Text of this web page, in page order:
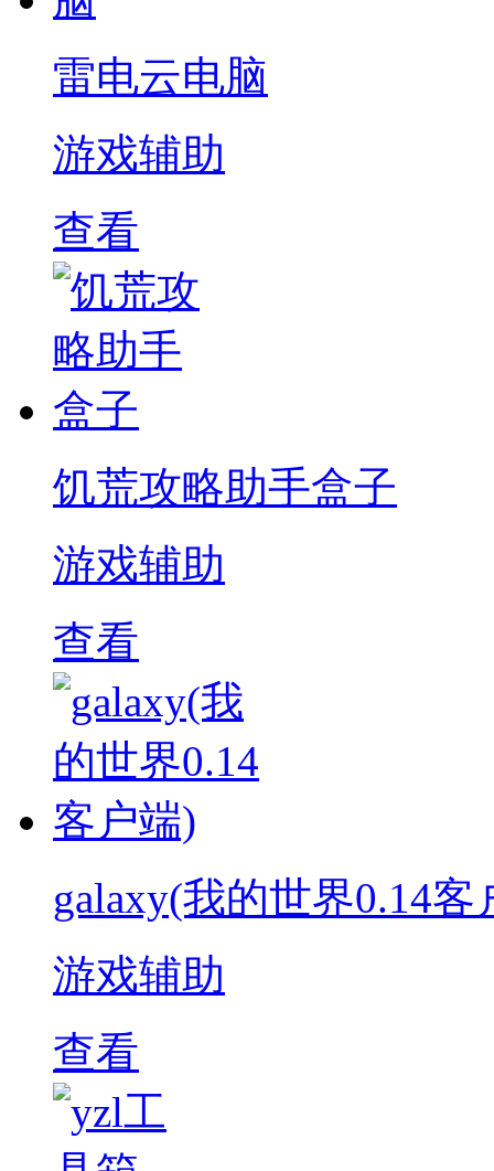
雷电云电脑
游戏辅助
查看
饥荒攻略助手盒子
游戏辅助
查看
galaxy(我的世界0.14客
游戏辅助
查看